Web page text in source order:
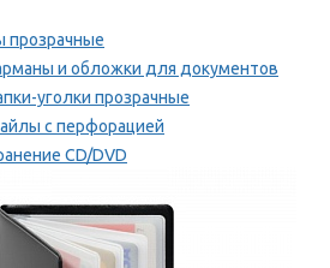
прозрачные
и обложки для документов
уголки прозрачные
с перфорацией
CD/DVD